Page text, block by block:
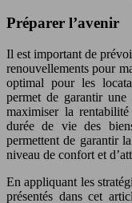
Préparer l’avenir
Il est important de
renouvellements pour
optimal pour les
permet de garantir une
maximiser la
durée de vie des
permettent de garantir
niveau de confort et
En appliquant les
présentés dans cet